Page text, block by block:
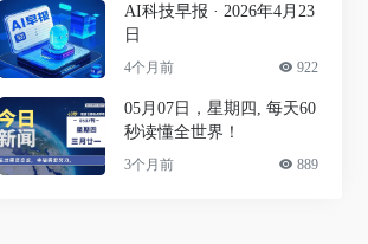
AI科技早报 · 2026年4月23
日
4个月前 922
05月07日，星期四, 每天60
秒读懂全世界！
3个月前 889